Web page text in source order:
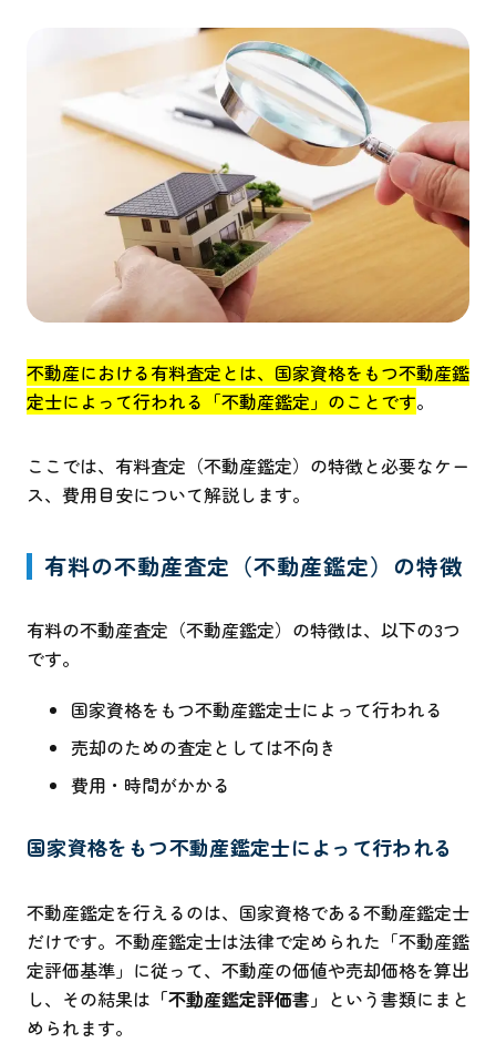
不動産における有料査定とは、国家資格をもつ不動産鑑
定士によって行われる「不動産鑑定」のことです。
ここでは、有料査定（不動産鑑定）の特徴と必要なケー
ス、費用目安について解説します。
有料の不動産査定（不動産鑑定）の特徴
有料の不動産査定（不動産鑑定）の特徴は、以下の3つ
です。
国家資格をもつ不動産鑑定士によって行われる
売却のための査定としては不向き
費用・時間がかかる
国家資格をもつ不動産鑑定士によって行われる
不動産鑑定を行えるのは、国家資格である不動産鑑定士
だけです。不動産鑑定士は法律で定められた「不動産鑑
定評価基準」に従って、不動産の価値や売却価格を算出
し、その結果は 「不動産鑑定評価書」 という書類にまと
められます。